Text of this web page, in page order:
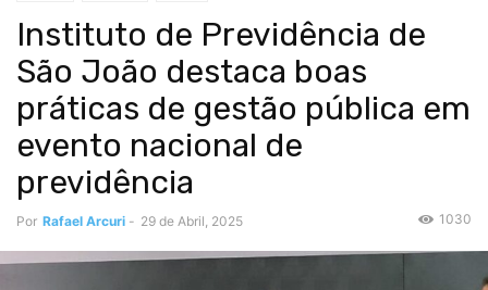
Instituto de Previdência de
São João destaca boas
práticas de gestão pública em
evento nacional de
previdência
Por Rafael Arcuri - 29 de Abril, 2025 1030